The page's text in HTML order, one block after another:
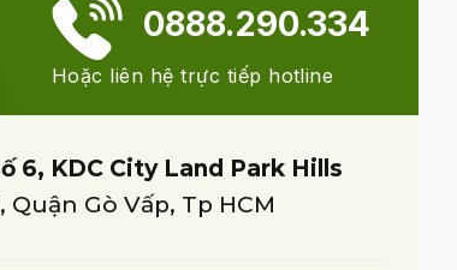
0888.290.334
Hoặc liên hệ trực tiếp hotline
6, KDC City Land Park Hills
Quận Gò Vấp, Tp HCM